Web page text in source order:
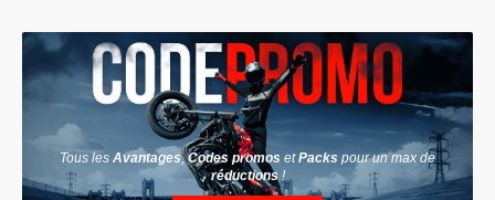
Tous les Avantages,Codes promos etPacks pour un max de
réductions !